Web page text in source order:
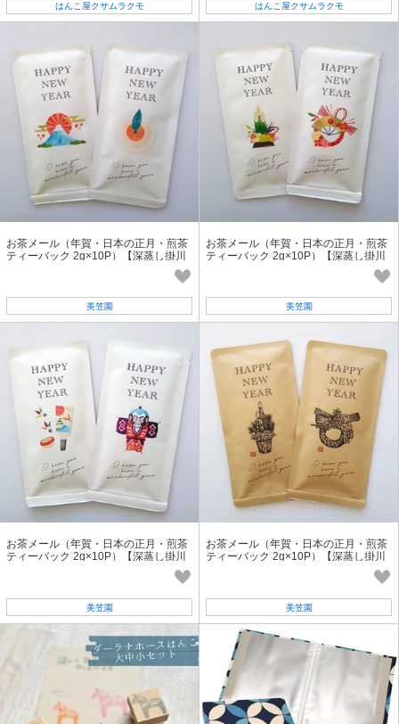
はんこ屋クサムラクモ はんこ屋クサムラクモ
お茶メール（年賀・日本の正月・煎茶
ティーバック 2g×10P）【深蒸し掛川
美笠園
お茶メール（年賀・日本の正月・煎茶
ティーバック 2g×10P）【深蒸し掛川
美笠園
お茶メール（年賀・日本の正月・煎茶
ティーバック 2g×10P）【深蒸し掛川
美笠園
お茶メール（年賀・日本の正月・煎茶
ティーバック 2g×10P）【深蒸し掛川
美笠園